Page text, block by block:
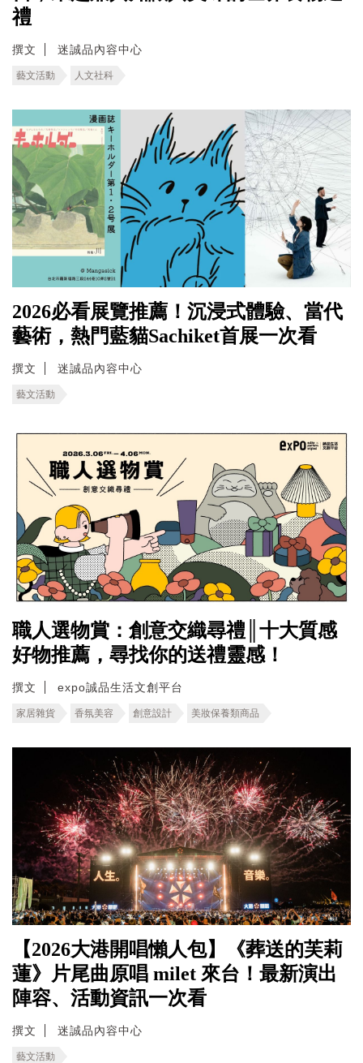
禮
撰文 迷誠品內容中心
藝文活動 人文社科
2026必看展覽推薦！沉浸式體驗、當代
藝術，熱門藍貓Sachiket首展一次看
撰文 迷誠品內容中心
藝文活動
職人選物賞：創意交織尋禮║十大質感
好物推薦，尋找你的送禮靈感！
撰文 expo誠品生活文創平台
家居雜貨 香氛美容 創意設計 美妝保養類商品
【2026大港開唱懶人包】《葬送的芙莉
蓮》片尾曲原唱 milet 來台！最新演出
陣容、活動資訊一次看
撰文 迷誠品內容中心
藝文活動